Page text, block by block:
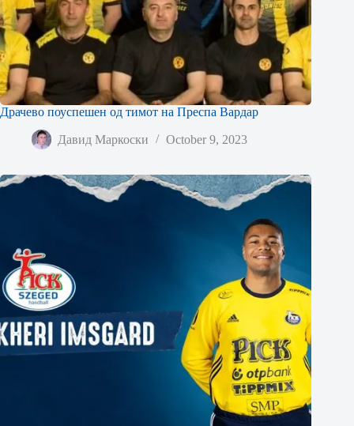
Драчево поуспешен од тимот на Преспа Вардар
Давид Маркоски October 9, 2023